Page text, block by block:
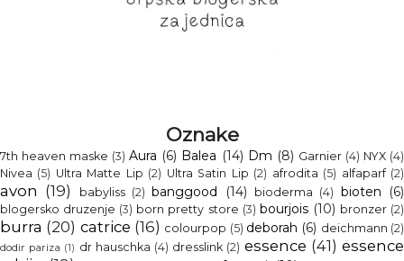
Oznake
7th heaven maske (3) Aura (6) Balea (14) Dm (8) Garnier (4) NYX (4)
Nivea (5) Ultra Matte Lip (2) Ultra Satin Lip (2) afrodita (5) alfaparf (2)
avon (19) babyliss (2) banggood (14) bioderma (4) bioten (6)
blogersko druzenje (3) born pretty store (3) bourjois (10) bronzer (2)
burra (20) catrice (16) colourpop (5) deborah (6) deichmann (2)
dodir pariza (1) dr hauschka (4) dresslink (2) essence (41) essence